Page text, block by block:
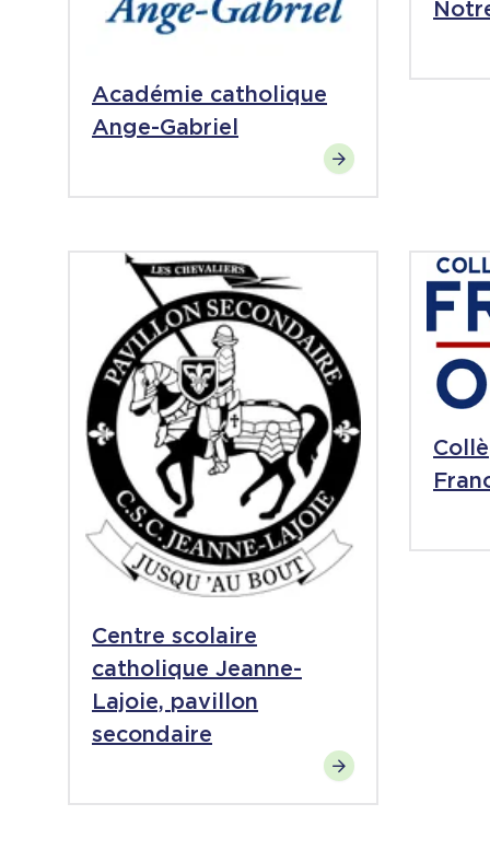
Académie catholique
Ange-Gabriel
Centre scolaire
catholique Jeanne-
Lajoie, pavillon
secondaire